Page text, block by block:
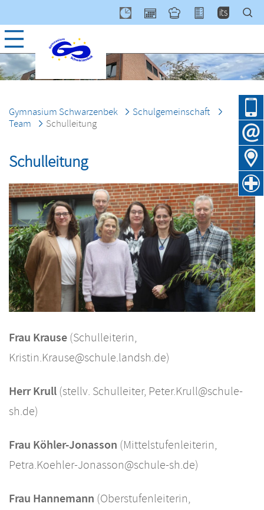
Gymnasium Schwarzenbek
Schulgemeinschaft
Team
Schulleitung
Schulleitung
Frau Krause(Schulleiterin,
Kristin.Krause@schule.landsh.de)
Herr Krull(stellv. Schulleiter, Peter.Krull@schule-
sh.de)
Frau Köhler-Jonasson (Mittelstufenleiterin,
Petra.Koehler-Jonasson@schule-sh.de)
Frau Hannemann (Oberstufenleiterin,